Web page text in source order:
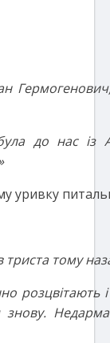
до нас
уривку
триста тому
і